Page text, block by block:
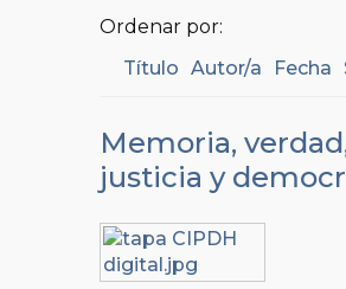
Ordenar por:
Título Autor/a Fecha
Memoria,
justicia y